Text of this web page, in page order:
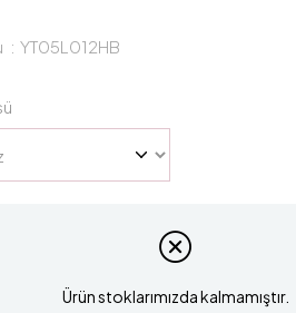
YT05L012HB
Ürün stoklarımızda kalmamıştır.